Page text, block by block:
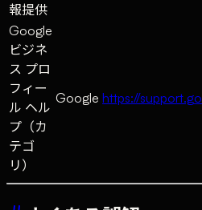
報提供
Google
ビジネ
ス プロ
フィー
ル ヘル
プ（カ
テゴ
リ）
Google https://